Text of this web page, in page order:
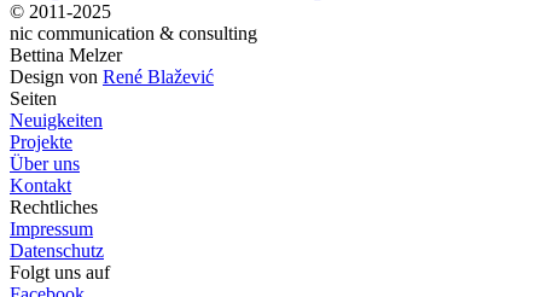
© 2011-2025
nic communication & consulting
Bettina Melzer
Design von René Blažević
Seiten
Neuigkeiten
Projekte
Über uns
Kontakt
Rechtliches
Impressum
Datenschutz
Folgt uns auf